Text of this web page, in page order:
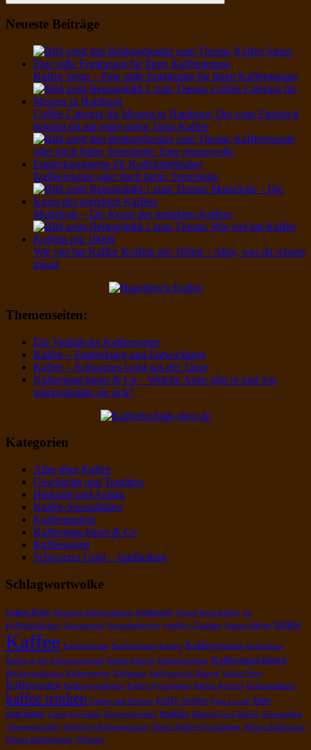
Suchen
Neueste Beiträge
Kaffee Sirup – Eine süße Ergänzung für Ihren Kaffeegenuss
Coffee Catering für Messen in Hamburg: Der erste Eindruck
beginnt oft mit einer guten Tasse Kaffee
Kaffeerezepte oder doch lieber Teerezepte
MariaSole – Die Kunst des perfekten Kaffees
Wie viel hat Kaffee Koffein pro 100ml – Alles, was du wissen
musst
Themenseiten:
Die Vielfalt der Kaffeesorten
Kaffee – Entdeckung und Entwicklung
Kaffee – Schwarzes Gold aus der Tasse
Kaffeemaschinen & Co – Welche Arten gibt es und wie
unterscheiden sie sich?
Kategorien
Alles über Kaffee
Geschichte und Tradition
Herkunft und Anbau
Kaffee-Spezialitäten
Kaffeemarken
Kaffeemaschinen & Co
Kaffeesorten
Schwarzes Gold – Startbeitrag
Schlagwortwolke
capuchino Deutsche Kaffeetradition espresso French Press Kaffee für
Koffeinliebhaber Gastronomie Genussmomente gesellige Tradition Instant-Kaffee Italien
Kaffee Kaffeebohnen Kaffeebohnen kaufen Kaffeegenuss Kaffeehaus
Kaffee in der Schwangerschaft Kaffee Klatsch Kaffeemaschine Kaffeemaschinen
Kaffeeproduktion Kaffeerezepte Kaffeesatz Kaffeesatz als Dünger Kaffee Sirup
Kaffeesorten Kaffeespezialitäten Kaffee Spezialitäten Kaffee Sprüche Kaffeetradition
kaffee trinken Kaffee und Kuchen kaffe sorten Kopi Luwak latte
machiato Lifestyleprodukt Magenschonend mokka Röstgrad von Kaffee Schonkaffee
Schwangerschaft Siebträger Kaffeemaschine Wiener Kaffee-Spezialitäten Wiener Kaffeehaus
Wiener Kaffeehäuser Wirkung